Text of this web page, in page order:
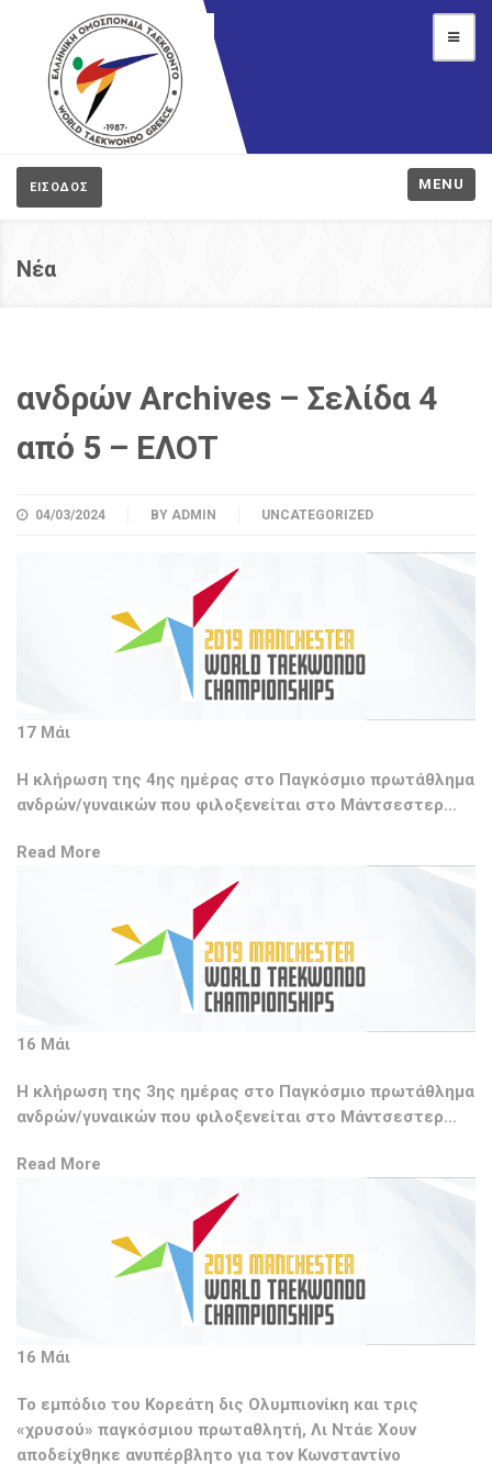
ΕΙΣΟΔΟΣ MENU
Νέα
ανδρών Archives – Σελίδα 4
από 5 – ΕΛΟΤ
04/03/2024 BY ADMIN UNCATEGORIZED
17 Μάι
H κλήρωση της 4ης ημέρας στο Παγκόσμιο πρωτάθλημα
ανδρών/γυναικών που φιλοξενείται στο Μάντσεστερ…
Read More
16 Μάι
H κλήρωση της 3ης ημέρας στο Παγκόσμιο πρωτάθλημα
ανδρών/γυναικών που φιλοξενείται στο Μάντσεστερ…
Read More
16 Μάι
Το εμπόδιο του Κορεάτη δις Ολυμπιονίκη και τρις
«χρυσού» παγκόσμιου πρωταθλητή, Λι Ντάε Χουν
αποδείχθηκε ανυπέρβλητο για τον Κωνσταντίνο